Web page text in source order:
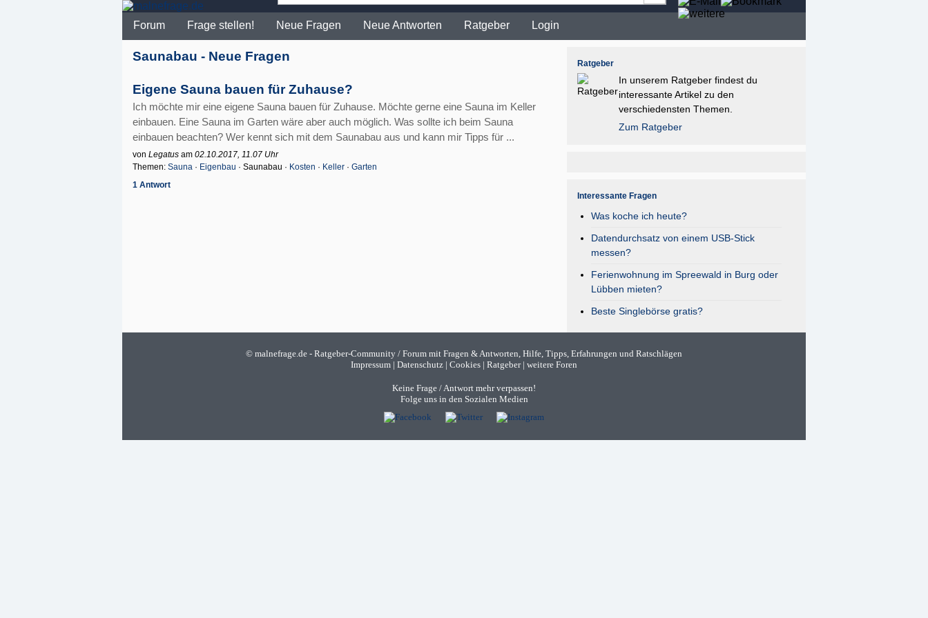
Forum Frage stellen! Neue Fragen Neue Antworten Ratgeber Login
Saunabau - Neue Fragen
Eigene Sauna bauen für Zuhause?
Ich möchte mir eine eigene Sauna bauen für Zuhause. Möchte gerne eine Sauna im Keller
einbauen. Eine Sauna im Garten wäre aber auch möglich. Was sollte ich beim Sauna
einbauen beachten? Wer kennt sich mit dem Saunabau aus und kann mir Tipps für ...
von Legatus am 02.10.2017, 11.07 Uhr
Themen: Sauna · Eigenbau · Saunabau · Kosten · Keller · Garten
1 Antwort
Ratgeber
In unserem Ratgeber findest du
interessante Artikel zu den
verschiedensten Themen.
Zum Ratgeber
Interessante Fragen
Was koche ich heute?
Datendurchsatz von einem USB-Stick
messen?
Ferienwohnung im Spreewald in Burg oder
Lübben mieten?
Beste Singlebörse gratis?
© malnefrage.de - Ratgeber-Community / Forum mit Fragen & Antworten, Hilfe, Tipps, Erfahrungen und Ratschlägen
Impressum | Datenschutz | Cookies | Ratgeber| weitere Foren
Keine Frage / Antwort mehr verpassen!
Folge uns in den Sozialen Medien